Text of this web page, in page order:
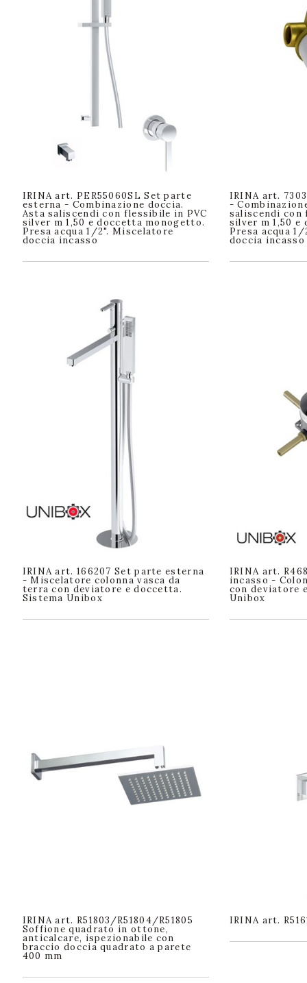
IRINA art. PER55060SL Set parte
esterna - Combinazione doccia.
Asta saliscendi con flessibile in PVC
silver m 1,50 e doccetta monogetto.
Presa acqua 1/2". Miscelatore
doccia incasso
IRINA art.
-
saliscendi con
silver m 1,50
Presa acqua
doccia incasso
IRINA art. 166207 Set parte esterna
- Miscelatore colonna vasca da
terra con deviatore e doccetta.
Sistema Unibox
IRINA art.
incasso -
con deviatore
Unibox
IRINA art. R51803/R51804/R51805
Soffione quadrato in ottone,
anticalcare, ispezionabile con
braccio doccia quadrato a parete
400 mm
IRINA art.